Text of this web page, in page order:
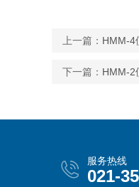
上一篇： HMM-4
下一篇： HMM-2
服务热线
021-